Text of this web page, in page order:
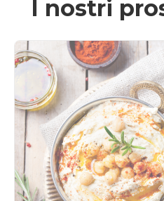
I nostri